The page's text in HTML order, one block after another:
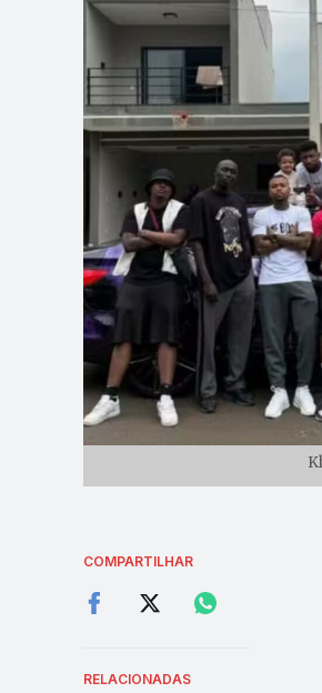
COMPARTILHAR
RELACIONADAS